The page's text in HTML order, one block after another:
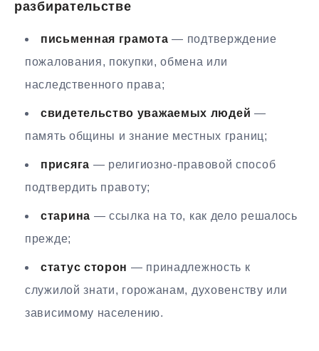
разбирательстве
письменная грамота — подтверждение
пожалования, покупки, обмена или
наследственного права;
свидетельство уважаемых людей —
память общины и знание местных границ;
присяга — религиозно-правовой способ
подтвердить правоту;
старина — ссылка на то, как дело решалось
прежде;
статус сторон — принадлежность к
служилой знати, горожанам, духовенству или
зависимому населению.